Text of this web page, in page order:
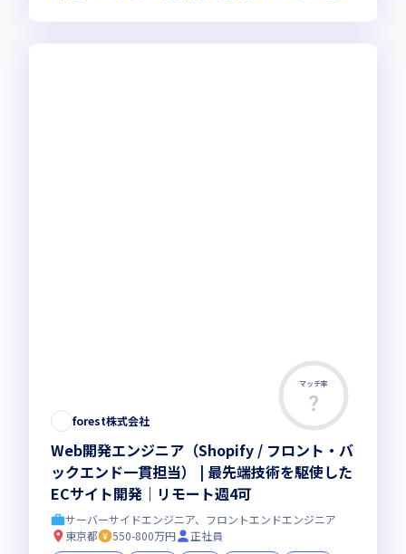
マッチ率
forest株式会社
Web開発エンジニア（Shopify / フロント・バ
ックエンド一貫担当） | 最先端技術を駆使した
ECサイト開発｜リモート週4可
サーバーサイドエンジニア、フロントエンドエンジニア
東京都
550-800万円 正社員